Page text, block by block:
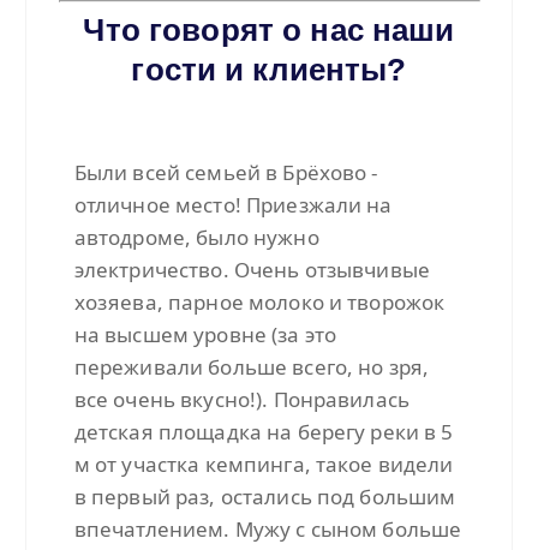
Что говорят о нас наши
гости и клиенты?
Были всей семьей в Брёхово -
отличное место! Приезжали на
автодроме, было нужно
электричество. Очень отзывчивые
хозяева, парное молоко и творожок
на высшем уровне (за это
переживали больше всего, но зря,
все очень вкусно!). Понравилась
детская площадка на берегу реки в 5
м от участка кемпинга, такое видели
в первый раз, остались под большим
впечатлением. Мужу с сыном больше